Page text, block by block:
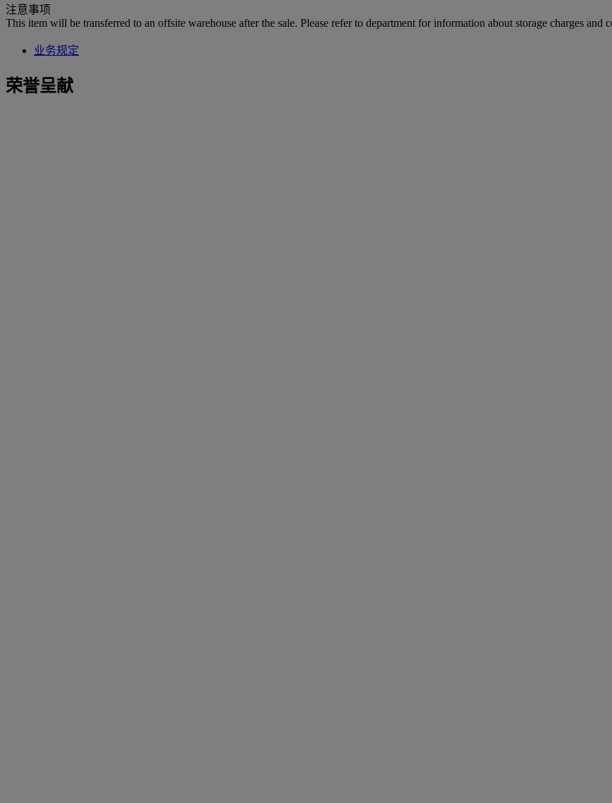
注意事项
This item will be transferred to an offsite warehouse after the sale. Please refer to department for information about storage charges and
业务规定
荣誉呈献